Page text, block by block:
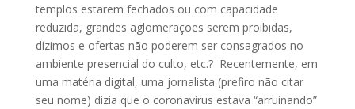
templos estarem fechados ou com capacidade
reduzida, grandes aglomerações serem proibidas,
dízimos e ofertas não poderem ser consagrados no
ambiente presencial do culto, etc.? Recentemente, em
uma matéria digital, uma jornalista (prefiro não citar
seu nome) dizia que o coronavírus estava “arruinando”